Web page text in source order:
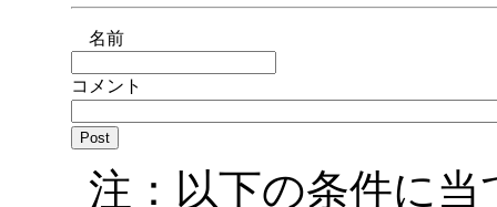
名前
コメント
注：以下の条件に